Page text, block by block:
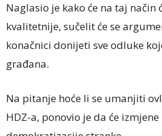
Naglasio je kako će na taj
kvalitetnije, sučelit će se
konačnici donijeti sve odluke
građana.
Na pitanje hoće li se umanjiti
HDZ-a, ponovio je da će